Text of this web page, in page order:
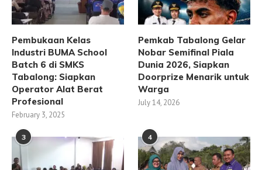
Pembukaan Kelas
Industri BUMA School
Batch 6 di SMKS
Tabalong: Siapkan
Operator Alat Berat
Profesional
February 3, 2025
Pemkab Tabalong Gelar
Nobar Semifinal Piala
Dunia 2026, Siapkan
Doorprize Menarik untuk
Warga
July 14, 2026
3 4